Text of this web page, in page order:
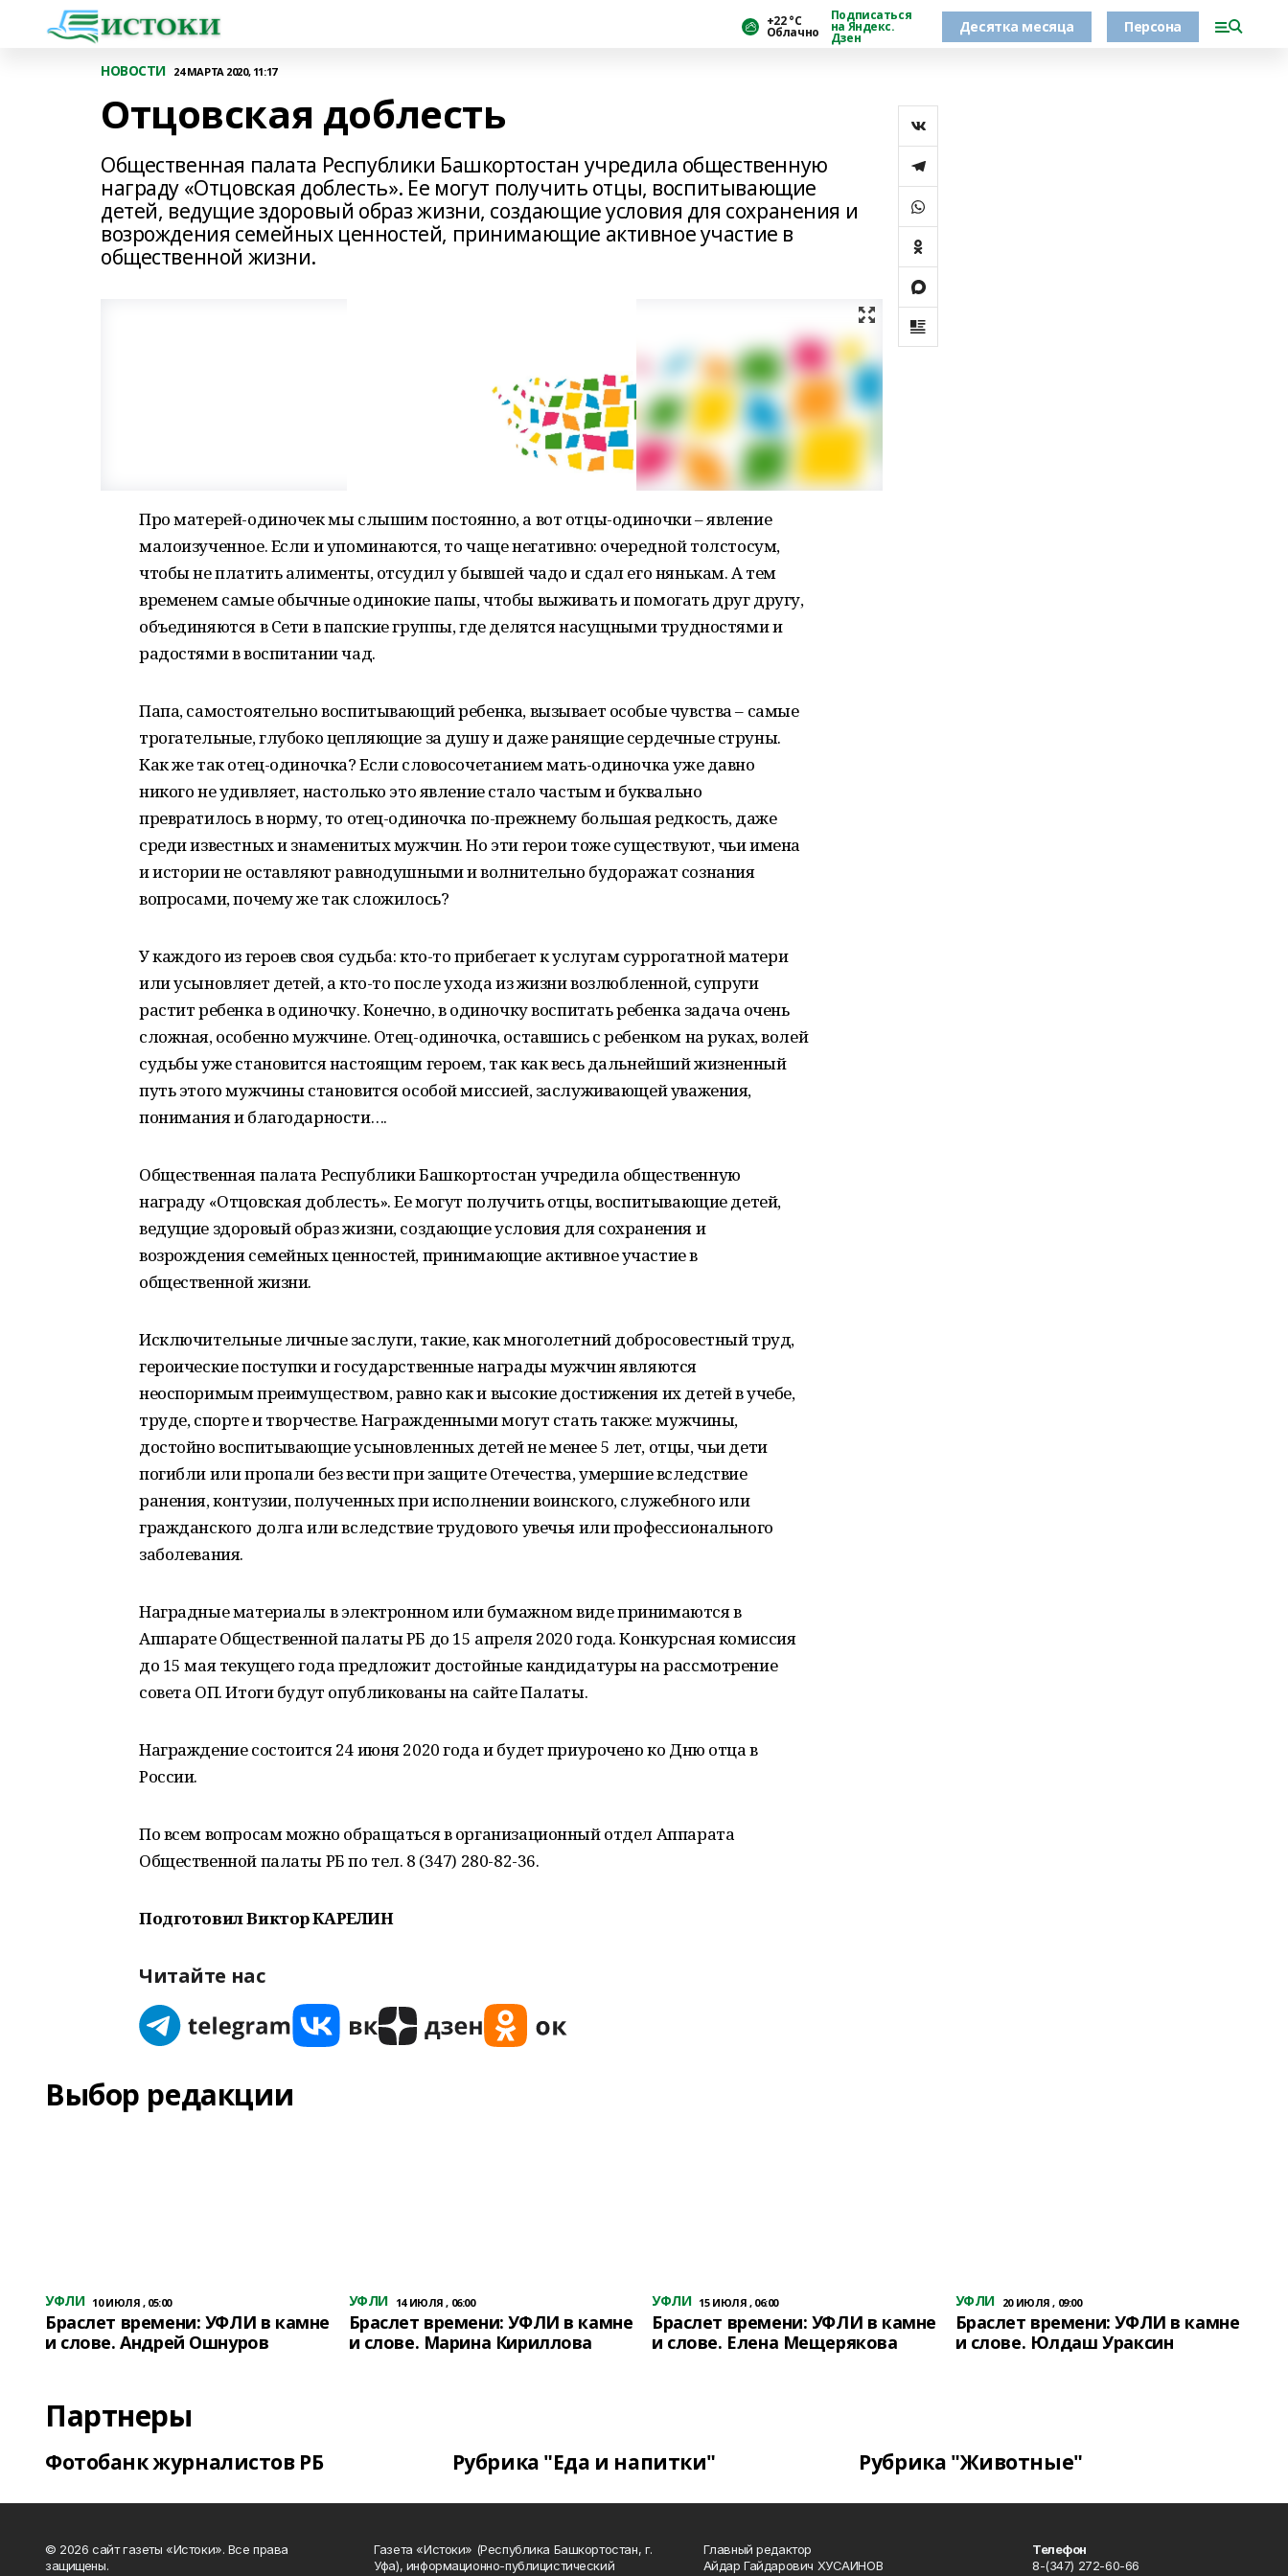
+22 °С
Облачно
Подписаться
на Яндекс.
Дзен
Десятка месяца Персона
НОВОСТИ 24 МАРТА 2020, 11:17
Отцовская доблесть
Общественная палата Республики Башкортостан учредила общественную
награду «Отцовская доблесть». Ее могут получить отцы, воспитывающие
детей, ведущие здоровый образ жизни, создающие условия для сохранения и
возрождения семейных ценностей, принимающие активное участие в
общественной жизни.
Про матерей-одиночек мы слышим постоянно, а вот отцы-одиночки – явление
малоизученное. Если и упоминаются, то чаще негативно: очередной толстосум,
чтобы не платить алименты, отсудил у бывшей чадо и сдал его нянькам. А тем
временем самые обычные одинокие папы, чтобы выживать и помогать друг другу,
объединяются в Сети в папские группы, где делятся насущными трудностями и
радостями в воспитании чад.
Папа, самостоятельно воспитывающий ребенка, вызывает особые чувства – самые
трогательные, глубоко цепляющие за душу и даже ранящие сердечные струны.
Как же так отец-одиночка? Если словосочетанием мать-одиночка уже давно
никого не удивляет, настолько это явление стало частым и буквально
превратилось в норму, то отец-одиночка по-прежнему большая редкость, даже
среди известных и знаменитых мужчин. Но эти герои тоже существуют, чьи имена
и истории не оставляют равнодушными и волнительно будоражат сознания
вопросами, почему же так сложилось?
У каждого из героев своя судьба: кто-то прибегает к услугам суррогатной матери
или усыновляет детей, а кто-то после ухода из жизни возлюбленной, супруги
растит ребенка в одиночку. Конечно, в одиночку воспитать ребенка задача очень
сложная, особенно мужчине. Отец-одиночка, оставшись с ребенком на руках, волей
судьбы уже становится настоящим героем, так как весь дальнейший жизненный
путь этого мужчины становится особой миссией, заслуживающей уважения,
понимания и благодарности….
Общественная палата Республики Башкортостан учредила общественную
награду «Отцовская доблесть». Ее могут получить отцы, воспитывающие детей,
ведущие здоровый образ жизни, создающие условия для сохранения и
возрождения семейных ценностей, принимающие активное участие в
общественной жизни.
Исключительные личные заслуги, такие, как многолетний добросовестный труд,
героические поступки и государственные награды мужчин являются
неоспоримым преимуществом, равно как и высокие достижения их детей в учебе,
труде, спорте и творчестве. Награжденными могут стать также: мужчины,
достойно воспитывающие усыновленных детей не менее 5 лет, отцы, чьи дети
погибли или пропали без вести при защите Отечества, умершие вследствие
ранения, контузии, полученных при исполнении воинского, служебного или
гражданского долга или вследствие трудового увечья или профессионального
заболевания.
Наградные материалы в электронном или бумажном виде принимаются в
Аппарате Общественной палаты РБ до 15 апреля 2020 года. Конкурсная комиссия
до 15 мая текущего года предложит достойные кандидатуры на рассмотрение
совета ОП. Итоги будут опубликованы на сайте Палаты.
Награждение состоится 24 июня 2020 года и будет приурочено ко Дню отца в
России.
По всем вопросам можно обращаться в организационный отдел Аппарата
Общественной палаты РБ по тел. 8 (347) 280-82-36.
Подготовил Виктор КАРЕЛИН
Читайте нас
Выбор редакции
УФЛИ 10 ИЮЛЯ , 05:00
Браслет времени: УФЛИ в камне
и слове. Андрей Ошнуров
УФЛИ 14 ИЮЛЯ , 06:00
Браслет времени: УФЛИ в камне
и слове. Марина Кириллова
УФЛИ 15 ИЮЛЯ , 06:00
Браслет времени: УФЛИ в камне
и слове. Елена Мещерякова
УФЛИ 20 ИЮЛЯ , 09:00
Браслет времени: УФЛИ в камне
и слове. Юлдаш Ураксин
Партнеры
Фотобанк журналистов РБ Рубрика "Еда и напитки" Рубрика "Животные"
© 2026 сайт газеты «Истоки». Все права
защищены.
Газета «Истоки» (Республика Башкортостан, г.
Уфа), информационно-публицистический
Главный редактор
Айдар Гайдарович ХУСАИНОВ
Телефон
8-(347) 272-60-66